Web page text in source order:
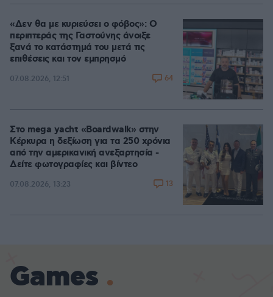
«Δεν θα με κυριεύσει ο φόβος»: Ο
περιπτεράς της Γαστούνης άνοιξε
ξανά το κατάστημά του μετά τις
επιθέσεις και τον εμπρησμό
07.08.2026, 12:51 64
Στο mega yacht «Boardwalk» στην
Κέρκυρα η δεξίωση για τα 250 χρόνια
από την αμερικανική ανεξαρτησία -
Δείτε φωτογραφίες και βίντεο
07.08.2026, 13:23 13
Games